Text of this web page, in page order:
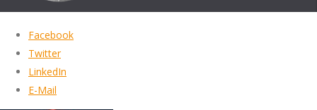
Facebook
Twitter
LinkedIn
E-Mail